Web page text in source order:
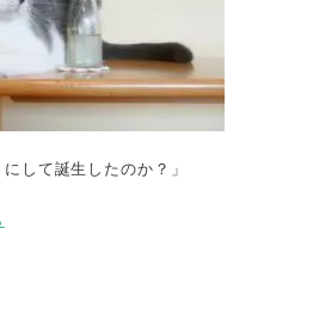
して誕生したのか？」